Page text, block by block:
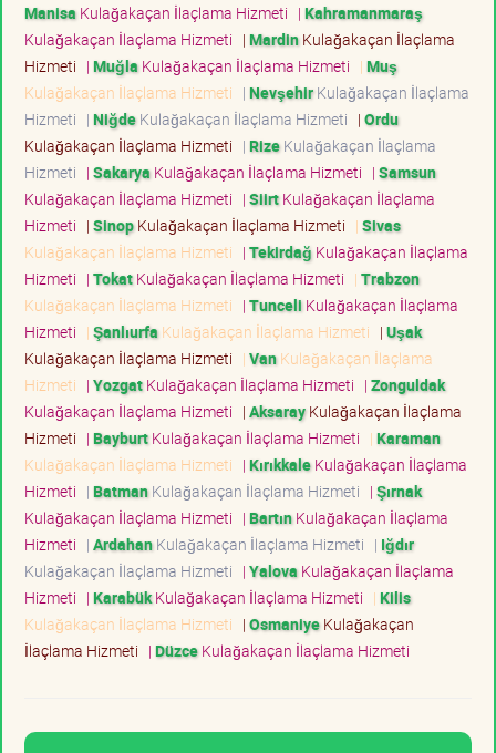
Manisa Kulağakaçan İlaçlama Hizmeti | Kahramanmaraş
Kulağakaçan İlaçlama Hizmeti | MardinKulağakaçan İlaçlama
Hizmeti | Muğla Kulağakaçan İlaçlama Hizmeti | Muş
Kulağakaçan İlaçlama Hizmeti | NevşehirKulağakaçan İlaçlama
Hizmeti | NiğdeKulağakaçan İlaçlama Hizmeti | Ordu
Kulağakaçan İlaçlama Hizmeti | RizeKulağakaçan İlaçlama
Hizmeti | Sakarya Kulağakaçan İlaçlama Hizmeti | Samsun
Kulağakaçan İlaçlama Hizmeti | SiirtKulağakaçan İlaçlama
Hizmeti | SinopKulağakaçan İlaçlama Hizmeti | Sivas
Kulağakaçan İlaçlama Hizmeti | Tekirdağ Kulağakaçan İlaçlama
Hizmeti | TokatKulağakaçan İlaçlama Hizmeti | Trabzon
Kulağakaçan İlaçlama Hizmeti | Tunceli Kulağakaçan İlaçlama
Hizmeti | Şanlıurfa Kulağakaçan İlaçlama Hizmeti | Uşak
Kulağakaçan İlaçlama Hizmeti | VanKulağakaçan İlaçlama
Hizmeti | YozgatKulağakaçan İlaçlama Hizmeti | Zonguldak
Kulağakaçan İlaçlama Hizmeti | AksarayKulağakaçan İlaçlama
Hizmeti | BayburtKulağakaçan İlaçlama Hizmeti | Karaman
Kulağakaçan İlaçlama Hizmeti | KırıkkaleKulağakaçan İlaçlama
Hizmeti | BatmanKulağakaçan İlaçlama Hizmeti | Şırnak
Kulağakaçan İlaçlama Hizmeti | BartınKulağakaçan İlaçlama
Hizmeti | ArdahanKulağakaçan İlaçlama Hizmeti | Iğdır
Kulağakaçan İlaçlama Hizmeti | Yalova Kulağakaçan İlaçlama
Hizmeti | KarabükKulağakaçan İlaçlama Hizmeti | Kilis
Kulağakaçan İlaçlama Hizmeti | OsmaniyeKulağakaçan
İlaçlama Hizmeti | DüzceKulağakaçan İlaçlama Hizmeti